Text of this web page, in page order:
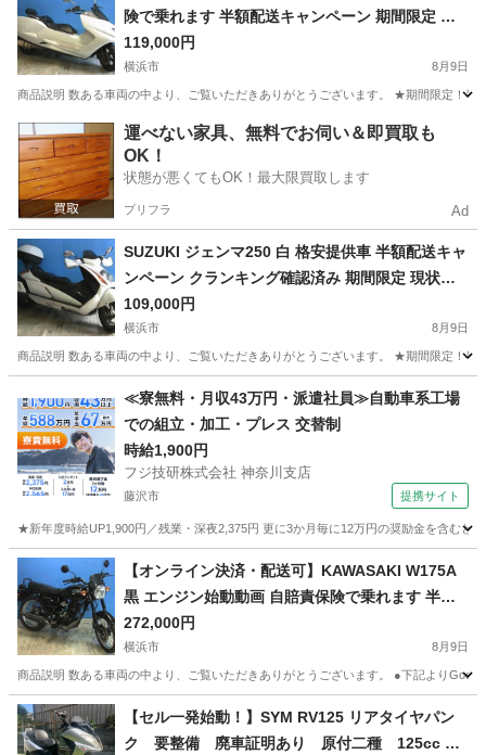
険で乗れます 半額配送キャンペーン 期間限定 現
状渡し諸経費￥0- 横浜 P-Yard
119,000円
横浜市 8月9日
商品説明 数ある車両の中より、ご覧いただきありがとうございます。 ★期間限定
神奈川 横浜市 ヤマハ
運べない家具、無料でお伺い＆即買取も
OK！
状態が悪くてもOK！最大限買取します
プリフラ Ad
SUZUKI ジェンマ250 白 格安提供車 半額配送キャ
ンペーン クランキング確認済み 期間限定 現状渡
し諸経費￥0- 横浜 P-Yard
109,000円
横浜市 8月9日
商品説明 数ある車両の中より、ご覧いただきありがとうございます。 ★期間限定！
スズキ ジェンマ
≪寮無料・月収43万円・派遣社員≫自動車系工場
での組立・加工・プレス 交替制
時給1,900円
フジ技研株式会社 神奈川支店
藤沢市 提携サイト
★新年度時給UP1,900円／残業・深夜2,375円 更に3か月毎に12万円の奨励金を含む
神奈川 藤沢市 その他
【オンライン決済・配送可】KAWASAKI W175A
黒 エンジン始動動画 自賠責保険で乗れます 半額
配送キャンペーン 期間限定 現状渡し諸経費￥0-
横浜 P-Yard
272,000円
横浜市 8月9日
商品説明 数ある車両の中より、ご覧いただきありがとうございます。 ●下記より
神奈川 横浜市 カワサキ
【セル一発始動！】SYM RV125 リアタイヤパン
ク 要整備 廃車証明あり 原付二種 125cc ス